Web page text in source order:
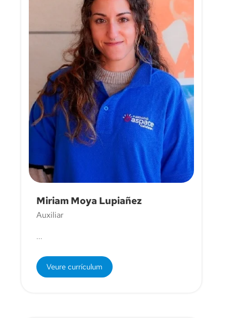
Miriam Moya Lupiañez
Auxiliar
...
Veure currículum